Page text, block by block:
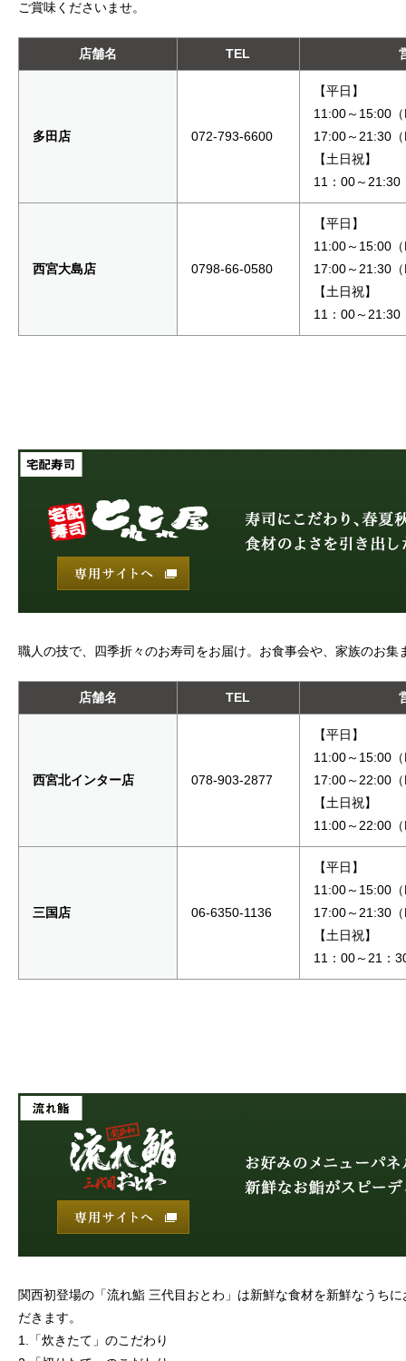
ご賞味くださいませ。
店舗名 TEL
多田店 072-793-6600
【平日】
11:00～15:00
17:00～21:30
【土日祝】
11：00～21:30
西宮大島店 0798-66-0580
【平日】
11:00～15:00
17:00～21:30
【土日祝】
11：00～21:30
職人の技で、四季折々のお寿司をお届け。お食事会や、家族のお集
店舗名 TEL
西宮北インター店 078-903-2877
【平日】
11:00～15:00
17:00～22:00
【土日祝】
11:00～22:00
三国店 06-6350-1136
【平日】
11:00～15:00
17:00～21:30
【土日祝】
11：00～21：
関西初登場の「流れ鮨 三代目おとわ」は新鮮な食材を新鮮なうち
だきます。
1.「炊きたて」のこだわり